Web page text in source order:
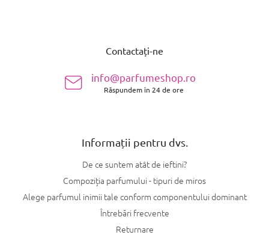
Contactați-ne
info@parfumeshop.ro
Răspundem în 24 de ore
Informații pentru dvs.
De ce suntem atât de ieftini?
Compoziția parfumului - tipuri de miros
Alege parfumul inimii tale conform componentului dominant
Întrebări frecvente
Returnare